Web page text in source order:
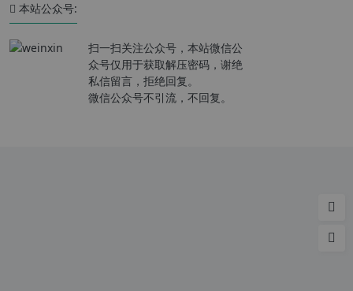
本站公众号:
扫一扫关注公众号，本站微信公
众号仅用于获取解压密码，谢绝
私信留言，拒绝回复。
微信公众号不引流，不回复。